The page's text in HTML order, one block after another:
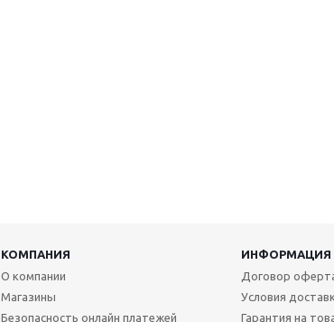
КОМПАНИЯ
ИНФОРМАЦИЯ
О компании
Магазины
Безопасность онлайн платежей
Договор
Условия
Гарантия на